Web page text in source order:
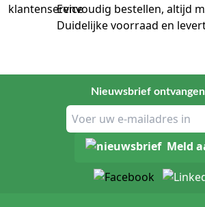
Eenvoudig bestellen, altijd
Duidelijke voorraad en
Nieuwsbrief
Meld